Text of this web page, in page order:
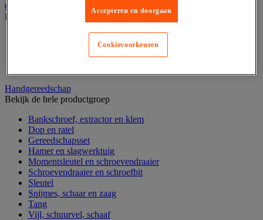
Gereedschap opbergen
Bekijk de hele productgroep
Assortimentsdoos en gereedschapkoffer
Gereedschapskist en opbergtas
Gereedschapskoffer en versterkte kist
Handgereedschap
Bekijk de hele productgroep
Bankschroef, extractor en klem
Dop en ratel
Gereedschapsset
Hamer en slagwerktuig
Momentsleutel en schroevendraaier
Schroevendraaier en schroefbit
Sleutel
Snijmes, schaar en zaag
Tang
Vijl, schuurvel, schaaf
Accepteren en doorgaan
Cookievoorkeuren